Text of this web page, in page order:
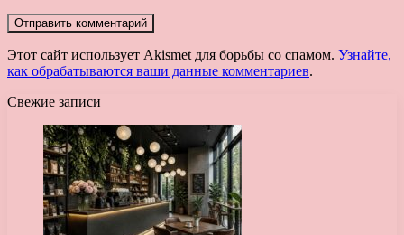
Этот сайт использует Akismet для борьбы со спамом. Узнайте,
как обрабатываются ваши данные комментариев.
Свежие записи